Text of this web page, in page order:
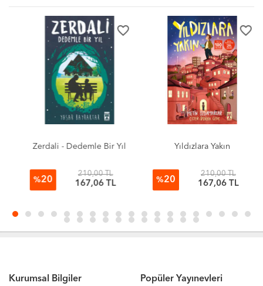
favorite_border
Zerdali - Dedemle Bir Yıl
20
210,00 TL
167,06 TL
favorite_border
Yıldızlara Yakın
20
210,00 TL
167,06 TL
Kurumsal Bilgiler Popüler Yayınevleri